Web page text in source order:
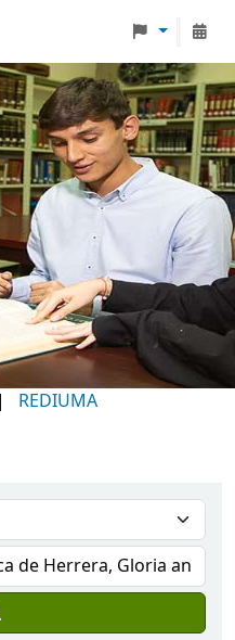
Monteávila
| REDIUMA